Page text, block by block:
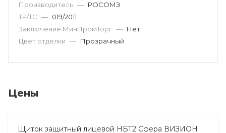
Производитель — РОСОМЗ
ТР/ТС — 019/2011
Заключение МинПромТорг — Нет
Цвет отделки — Прозрачный
Цены
Щиток защитный лицевой НБТ2 Сфера ВИЗИОН